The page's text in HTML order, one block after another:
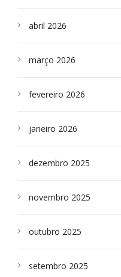
abril 2026
março 2026
fevereiro 2026
janeiro 2026
dezembro 2025
novembro 2025
outubro 2025
setembro 2025